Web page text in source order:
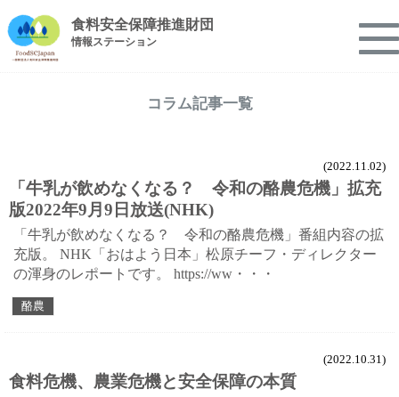
食料安全保障推進財団
情報ステーション
コラム記事一覧
(2022.11.02)
「牛乳が飲めなくなる？ 令和の酪農危機」拡充
版2022年9月9日放送(NHK)
「牛乳が飲めなくなる？ 令和の酪農危機」番組内容の拡
充版。 NHK「おはよう日本」松原チーフ・ディレクター
の渾身のレポートです。 https://ww・・・
酪農
(2022.10.31)
食料危機、農業危機と安全保障の本質